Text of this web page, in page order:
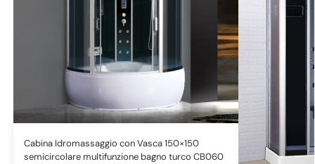
Cabina Idromassaggio con Vasca 150×150
semicircolare multifunzione bagno turco CB060